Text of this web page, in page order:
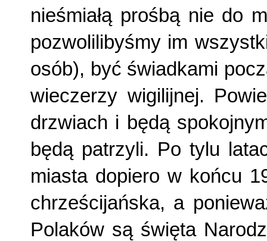
nieśmiałą prośbą nie do
pozwolilibyśmy im
osób), być świad­kami
wieczerzy wigilij­nej.
drzwiach i będą
będą patrzyli. Po tylu
miasta dopiero w koń­cu
chrześcijańska, a
Polaków są święta